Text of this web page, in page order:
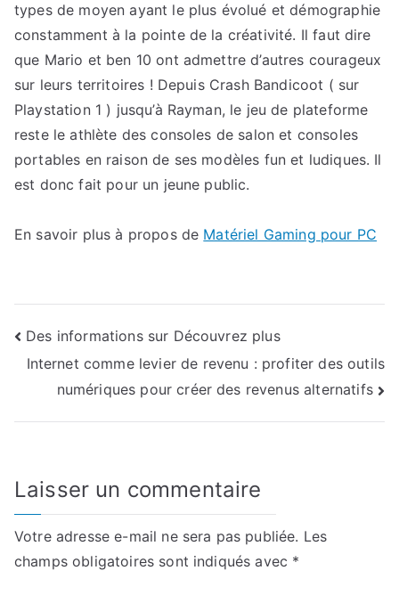
types de moyen ayant le plus évolué et démographie
constamment à la pointe de la créativité. Il faut dire
que Mario et ben 10 ont admettre d’autres courageux
sur leurs territoires ! Depuis Crash Bandicoot ( sur
Playstation 1 ) jusqu’à Rayman, le jeu de plateforme
reste le athlète des consoles de salon et consoles
portables en raison de ses modèles fun et ludiques. Il
est donc fait pour un jeune public.
En savoir plus à propos de Matériel Gaming pour PC
Navigation
de
l’article
Des informations sur Découvrez plus
Internet comme levier de revenu : profiter des outils
numériques pour créer des revenus alternatifs
Laisser un commentaire
Votre adresse e-mail ne sera pas publiée. Les
champs obligatoires sont indiqués avec *